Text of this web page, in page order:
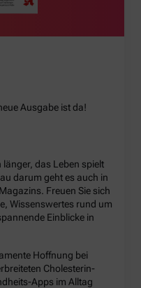
Ausgabe ist da!
länger, das Leben spielt
darum geht es auch in
Freuen Sie sich
Wissenswertes rund um
Einblicke in
Hoffnung bei
Cholesterin-
Apps im Alltag